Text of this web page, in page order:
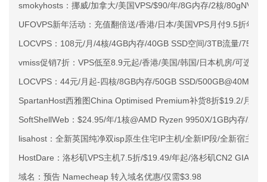
smokyhosts：挪威/加拿大/美国VPS/$90/年/8G内存/2核/
UFOVPS新年活动：充值翻倍送/香港/日本/美国VPS月付9.5折年
LOCVPS：108元/月/4核/4GB内存/40GB SSD空间/3TB流量/
vmiss促销7折：VPS低至8.9元起/香港/美国/韩国/日本机房/可选
LOCVPS：44元/月起-四核/8GB内存/50GB SSD/
SpartanHost西雅图China Optimised Premium补货8折$19.2/月起
SoftShellWeb：$24.95/年/1核@AMD Ryzen 9950X/1GB内存/
lisahost：全新英国纯净双isp原生住宅IP主机/全新IP段/全新宿主机
HostDare：洛杉矶VPS主机7.5折/$19.49/年起/洛杉矶CN2 GIA/日
域名：预告 Namecheap 转入域名优惠/仅需$3.98